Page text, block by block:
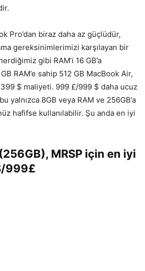
Pro’dan biraz daha az güçlüdür,
gereksinimlerimizi karşılayan bir
gibi RAM’i 16 GB’a
RAM’e sahip 512 GB MacBook Air,
$ maliyeti. 999 £/999 $ daha ucuz
yalnızca 8GB veya RAM ve 256GB’a
hafifse kullanılabilir. Şu anda en iyi
MRSP için en iyi
999£